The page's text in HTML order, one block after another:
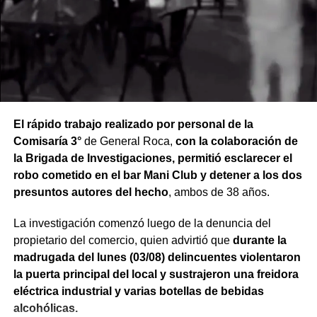
El rápido trabajo realizado por personal de la
Comisaría 3°de General Roca, con la colaboración de
la Brigada de Investigaciones, permitió esclarecer el
robo cometido en el bar Mani Club y detener a los dos
presuntos autores del hecho, ambos de 38 años.
La investigación comenzó luego de la denuncia del
propietario del comercio, quien advirtió que durante la
madrugada del lunes (03/08) delincuentes violentaron
la puerta principal del local y sustrajeron una freidora
eléctrica industrial y varias botellas de bebidas
alcohólicas.